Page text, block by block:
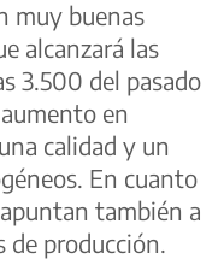
muy buenas
alcanzará las
3.500 del pasado
en
calidad y un
En cuanto
también a
producción.